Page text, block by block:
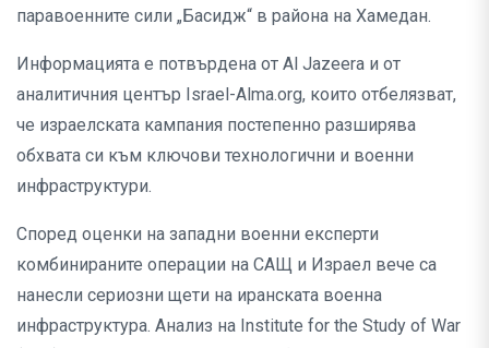
паравоенните сили „Басидж“ в района на Хамедан.
Информацията е потвърдена от Al Jazeera и от
аналитичния център Israel-Alma.org, които отбелязват,
че израелската кампания постепенно разширява
обхвата си към ключови технологични и военни
инфраструктури.
Според оценки на западни военни експерти
комбинираните операции на САЩ и Израел вече са
нанесли сериозни щети на иранската военна
инфраструктура. Анализ на Institute for the Study of War